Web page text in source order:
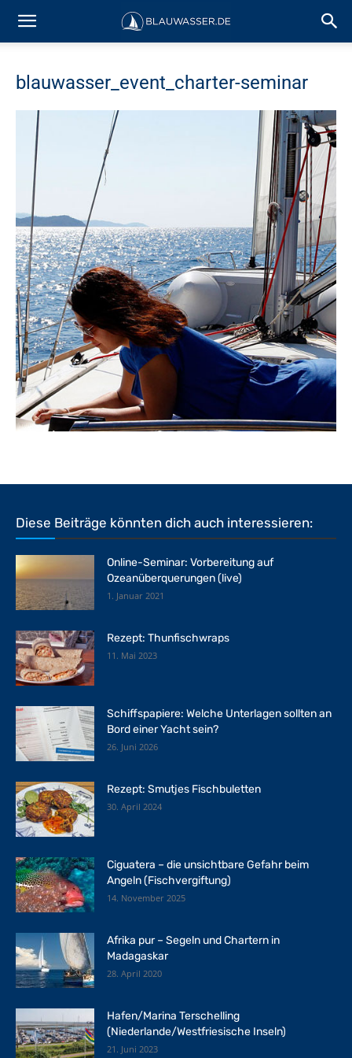
blauwasser_event_charter-seminar
Diese Beiträge könnten dich auch interessieren:
Online-Seminar: Vorbereitung auf
Ozeanüberquerungen (live)
1. Januar 2021
Rezept: Thunfischwraps
11. Mai 2023
Schiffspapiere: Welche Unterlagen sollten an
Bord einer Yacht sein?
26. Juni 2026
Rezept: Smutjes Fischbuletten
30. April 2024
Ciguatera – die unsichtbare Gefahr beim
Angeln (Fischvergiftung)
14. November 2025
Afrika pur – Segeln und Chartern in
Madagaskar
28. April 2020
Hafen/Marina Terschelling
(Niederlande/Westfriesische Inseln)
21. Juni 2023